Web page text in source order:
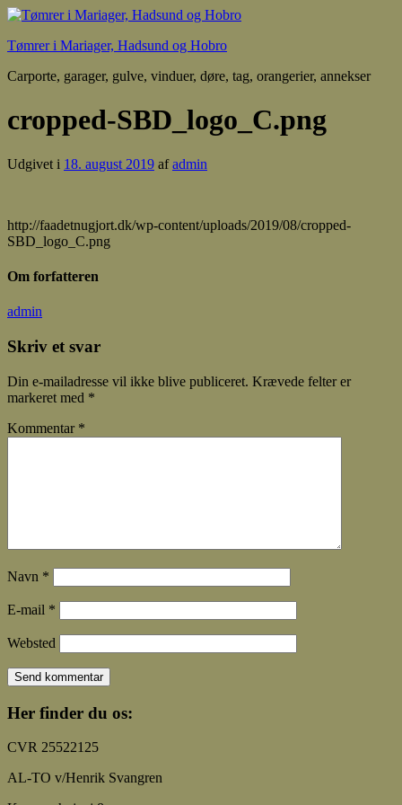
Tømrer i Mariager, Hadsund og Hobro
Carporte, garager, gulve, vinduer, døre, tag, orangerier, annekser
cropped-SBD_logo_C.png
Udgivet i 18. august 2019 afadmin
http://faadetnugjort.dk/wp-content/uploads/2019/08/cropped-
SBD_logo_C.png
Om forfatteren
admin
Skriv et svar
Din e-mailadresse vil ikke blive publiceret. Krævede felter er
markeret med *
Kommentar *
Navn *
E-mail *
Websted
Her finder du os:
CVR 25522125
AL-TO v/Henrik Svangren